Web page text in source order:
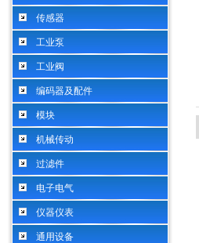
传感器
工业泵
工业阀
编码器及配件
模块
机械传动
过滤件
电子电气
仪器仪表
通用设备